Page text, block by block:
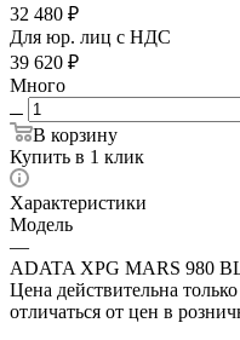
32 480 ₽
Для юр. лиц c НДС
39 620 ₽
Много
В корзину
Купить в 1 клик
Характеристики
Модель
—
ADATA XPG MARS 980
Цена действительна
отличаться от цен в